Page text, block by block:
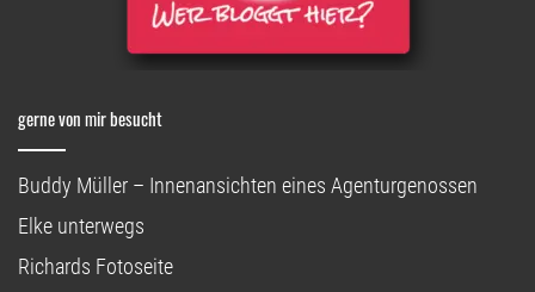
gerne von mir besucht
Buddy Müller – Innenansichten eines Agenturgenossen
Elke unterwegs
Richards Fotoseite